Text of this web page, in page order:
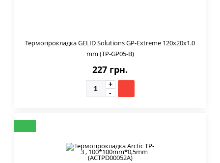
Термопрокладка GELID Solutions GP-Extreme 120x20x1.0
mm (TP-GP05-B)
227 грн.